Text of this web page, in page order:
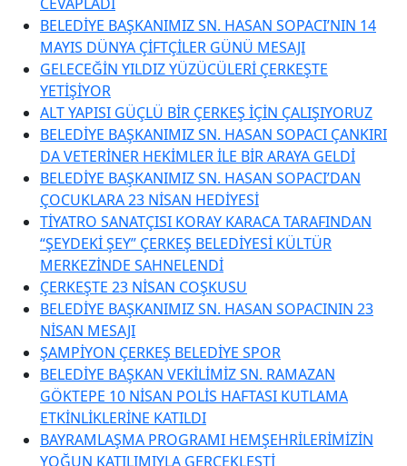
BELEDİYE BAŞKANIMIZ SN. HASAN SOPACI’NIN 14
MAYIS DÜNYA ÇİFTÇİLER GÜNÜ MESAJI
GELECEĞİN YILDIZ YÜZÜCÜLERİ ÇERKEŞTE
YETİŞİYOR
ALT YAPISI GÜÇLÜ BİR ÇERKEŞ İÇİN ÇALIŞIYORUZ
BELEDİYE BAŞKANIMIZ SN. HASAN SOPACI ÇANKIRI
DA VETERİNER HEKİMLER İLE BİR ARAYA GELDİ
BELEDİYE BAŞKANIMIZ SN. HASAN SOPACI’DAN
ÇOCUKLARA 23 NİSAN HEDİYESİ
TİYATRO SANATÇISI KORAY KARACA TARAFINDAN
“ŞEYDEKİ ŞEY” ÇERKEŞ BELEDİYESİ KÜLTÜR
MERKEZİNDE SAHNELENDİ
ÇERKEŞTE 23 NİSAN COŞKUSU
BELEDİYE BAŞKANIMIZ SN. HASAN SOPACININ 23
NİSAN MESAJI
ŞAMPİYON ÇERKEŞ BELEDİYE SPOR
BELEDİYE BAŞKAN VEKİLİMİZ SN. RAMAZAN
GÖKTEPE 10 NİSAN POLİS HAFTASI KUTLAMA
ETKİNLİKLERİNE KATILDI
BAYRAMLAŞMA PROGRAMI HEMŞEHRİLERİMİZİN
YOĞUN KATILIMIYLA GERÇEKLEŞTİ